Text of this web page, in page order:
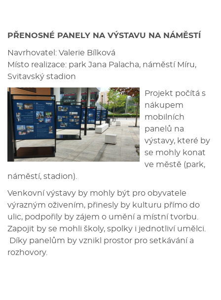
PŘENOSNÉ PANELY NA VÝSTAVU NA NÁMĚSTÍ
Navrhovatel: Valerie Bílková
Místo realizace: park Jana Palacha, náměstí Míru,
Svitavský stadion
Projekt počítá s
nákupem
mobilních
panelů na
výstavy, které by
se mohly konat
ve městě (park,
náměstí, stadion).
Venkovní výstavy by mohly být pro obyvatele
výrazným oživením, přinesly by kulturu přímo do
ulic, podpořily by zájem o umění a místní tvorbu.
Zapojit by se mohli školy, spolky i jednotliví umělci.
Díky panelům by vznikl prostor pro setkávání a
rozhovory.